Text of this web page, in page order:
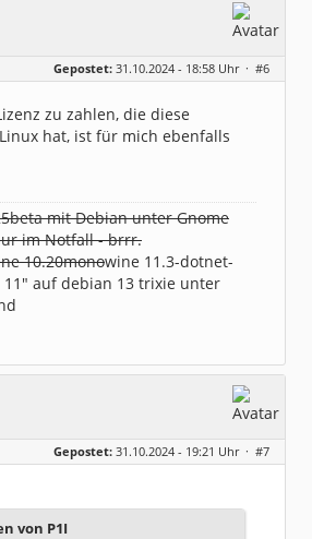
Gepostet: 31.10.2024 - 18:58 Uhr · #6
zu zahlen, die diese
hat, ist für mich ebenfalls
mit Debian unter Gnome
im Notfall - brrr.
10.20monowine 11.3-dotnet-
auf debian 13 trixie unter
Gepostet: 31.10.2024 - 19:21 Uhr · #7
von P1I